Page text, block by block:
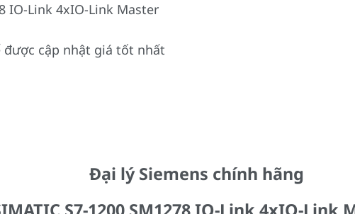
IO-Link 4xIO-Link Master
được cập nhật giá tốt nhất
Đại lý Siemens chính hãng